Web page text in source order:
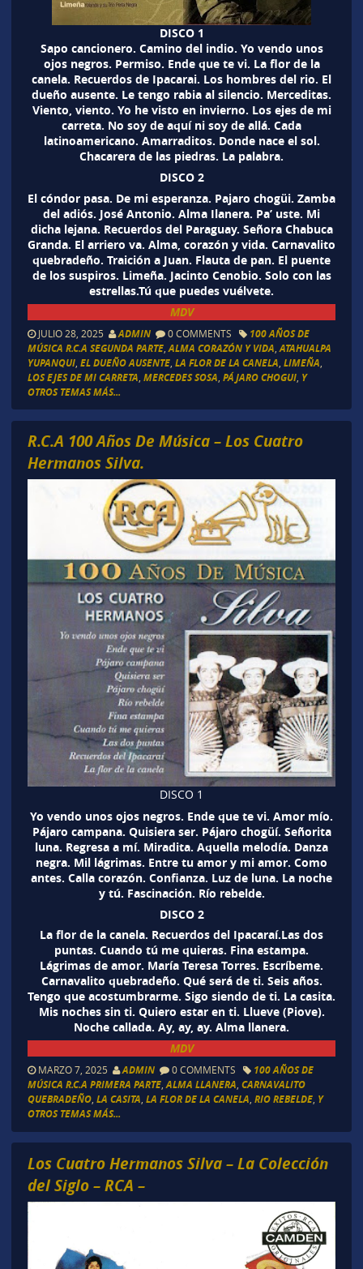
DISCO 1
Sapo cancionero. Camino del indio. Yo vendo unos
ojos negros. Permiso. Ende que te vi. La flor de la
canela. Recuerdos de Ipacarai. Los hombres del rio. El
dueño ausente. Le tengo rabia al silencio. Merceditas.
Viento, viento. Yo he visto en invierno. Los ejes de mi
carreta. No soy de aquí ni soy de allá. Cada
latinoamericano. Amarraditos. Donde nace el sol.
Chacarera de las piedras. La palabra.
DISCO 2
El cóndor pasa. De mi esperanza. Pajaro chogüi. Zamba
del adiós. José Antonio. Alma Ilanera. Pa’ uste. Mi
dicha lejana. Recuerdos del Paraguay. Señora Chabuca
Granda. El arriero va. Alma, corazón y vida. Carnavalito
quebradeño. Traición a Juan. Flauta de pan. El puente
de los suspiros. Limeña. Jacinto Cenobio. Solo con las
estrellas.Tú que puedes vuélvete.
MDV
JULIO 28, 2025 ADMIN 0 COMMENTS
100 AÑOS DE
MÚSICA R.C.A SEGUNDA PARTE, ALMA CORAZÓN Y VIDA ATAHUALPA
YUPANQUI, EL DUEÑO AUSENTE, LA FLOR DE LA CANELA LIMEÑA
LOS EJES DE MI CARRETA MERCEDES SOSA PÁJARO CHOGUI, Y
OTROS TEMAS MÁS...
R.C.A 100 Años De Música – Los Cuatro
Hermanos Silva.
DISCO 1
Yo vendo unos ojos negros. Ende que te vi. Amor mío.
Pájaro campana. Quisiera ser. Pájaro chogüí. Señorita
luna. Regresa a mí. Miradita. Aquella melodía. Danza
negra. Mil lágrimas. Entre tu amor y mi amor. Como
antes. Calla corazón. Confianza. Luz de luna. La noche
y tú. Fascinación. Río rebelde.
DISCO 2
La flor de la canela. Recuerdos del Ipacaraí.Las dos
puntas. Cuando tú me quieras. Fina estampa.
Lágrimas de amor. María Teresa Torres. Escríbeme.
Carnavalito quebradeño. Qué será de ti. Seis años.
Tengo que acostumbrarme. Sigo siendo de ti. La casita.
Mis noches sin ti. Quiero estar en ti. Llueve (Piove).
Noche callada. Ay, ay, ay. Alma llanera.
MDV
MARZO 7, 2025 ADMIN 0 COMMENTS
100 AÑOS DE
MÚSICA R.C.A PRIMERA PARTE, ALMA LLANERA CARNAVALITO
QUEBRADEÑO, LA CASITA LA FLOR DE LA CANELA RIO REBELDE, Y
OTROS TEMAS MÁS...
Los Cuatro Hermanos Silva – La Colección
del Siglo – RCA –